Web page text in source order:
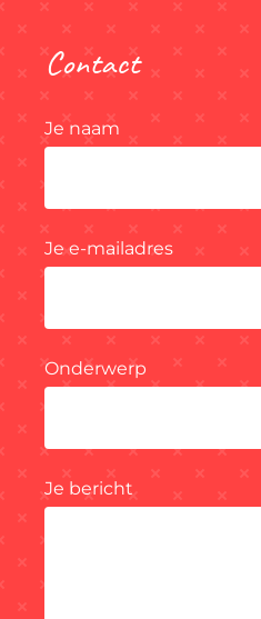
Contact
Je naam
Je e-mailadres
Onderwerp
Je bericht